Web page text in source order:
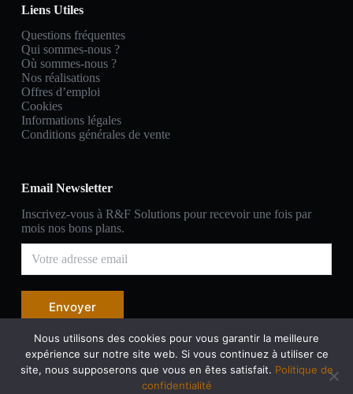
Liens Utiles
Questions fréquentes
Qui sommes-nous ?
Où sommes-nous ?
Nos réalisations
Offres d’emploi
Cookies
Informations légales
Conditions générales de vente
Email Newsletter
Inscrivez-vous à R&F Solutions pour recevoir une fois par
mois nos bons plans.
Envoyer
Nous utilisons des cookies pour vous garantir la meilleure
expérience sur notre site web. Si vous continuez à utiliser ce
site, nous supposerons que vous en êtes satisfait. Politique de
confidentialité